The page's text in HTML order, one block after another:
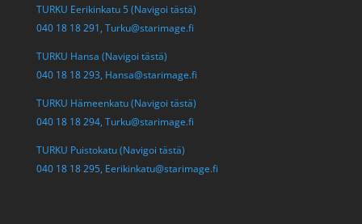
TURKU Eerikinkatu 5 (Navigoi tästä)
040 18 18 291, Turku@starimage.fi
TURKU Hansa (Navigoi tästä)
040 18 18 293, Hansa@starimage.fi
TURKU Hämeenkatu (Navigoi tästä)
040 18 18 294, Turku@starimage.fi
TURKU Puistokatu (Navigoi tästä)
040 18 18 295, Eerikinkatu@starimage.fi